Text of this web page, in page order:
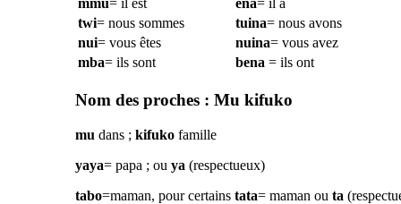
mmu= il est ena= il a
twi= nous sommes tuina= nous avons
nui= vous êtes nuina= vous avez
mba= ils sont bena= ils ont
Nom des proches : Mu kifuko
mu dans ; kifukofamille
yaya= papa ; ou ya (respectueux)
tabo=maman, pour certains tata= maman ou ta